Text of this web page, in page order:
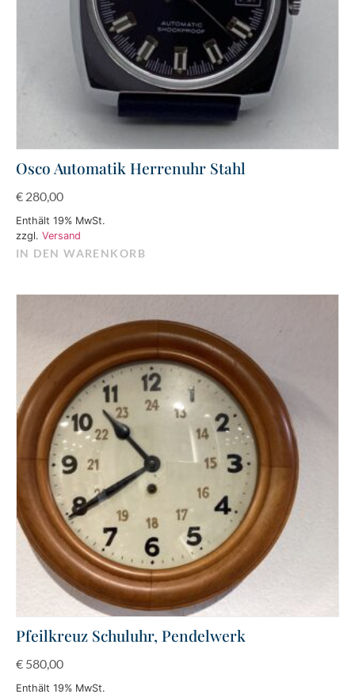
Osco Automatik Herrenuhr Stahl
€ 280,00
Enthält 19% MwSt.
zzgl. Versand
IN DEN WARENKORB
Pfeilkreuz Schuluhr, Pendelwerk
€ 580,00
Enthält 19% MwSt.